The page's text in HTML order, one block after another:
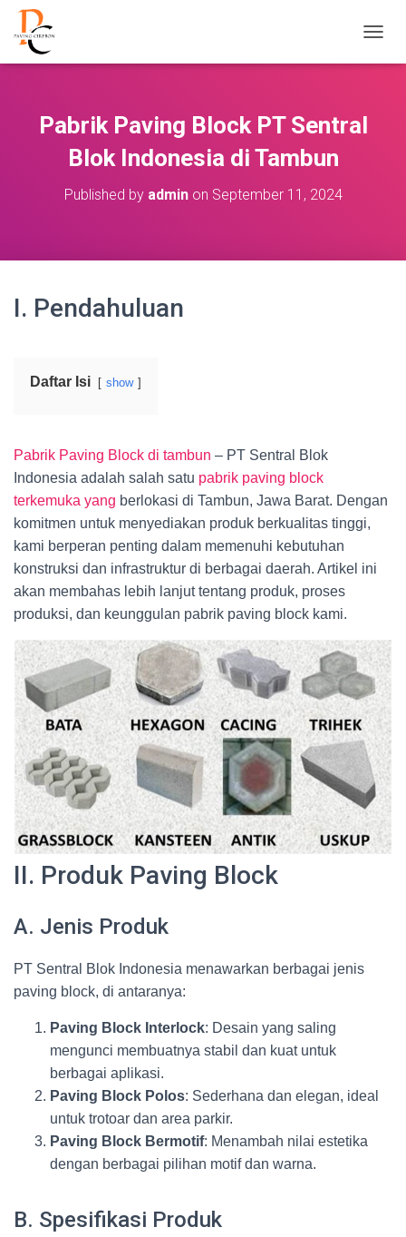
O
Pabrik Paving Block PT Sentral
Blok Indonesia di Tambun
Published by adminon September 11, 2024
I. Pendahuluan
Daftar Isi show
Pabrik Paving Block di tambun – PT Sentral Blok
Indonesia adalah salah satu pabrik paving block
terkemuka yang berlokasi di Tambun, Jawa Barat. Dengan
komitmen untuk menyediakan produk berkualitas tinggi,
kami berperan penting dalam memenuhi kebutuhan
konstruksi dan infrastruktur di berbagai daerah. Artikel ini
akan membahas lebih lanjut tentang produk, proses
produksi, dan keunggulan pabrik paving block kami.
II. Produk Paving Block
A. Jenis Produk
PT Sentral Blok Indonesia menawarkan berbagai jenis
paving block, di antaranya:
Paving Block Interlock: Desain yang saling
mengunci membuatnya stabil dan kuat untuk
berbagai aplikasi.
Paving Block Polos: Sederhana dan elegan, ideal
untuk trotoar dan area parkir.
Paving Block Bermotif: Menambah nilai estetika
dengan berbagai pilihan motif dan warna.
B. Spesifikasi Produk